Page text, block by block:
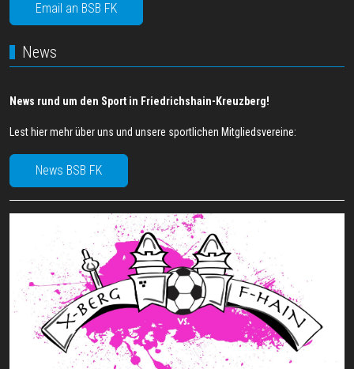
Email an BSB FK
News
News rund um den Sport in Friedrichshain-Kreuzberg!
Lest hier mehr über uns und unsere sportlichen Mitgliedsvereine:
News BSB FK